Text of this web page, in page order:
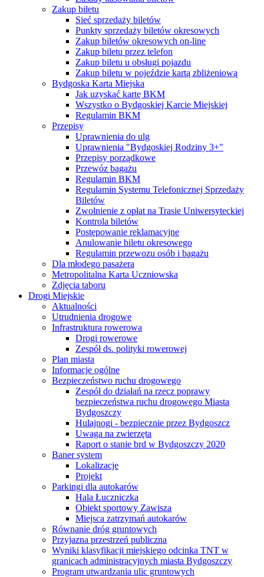
Zakup biletu
Sieć sprzedaży biletów
Punkty sprzedaży biletów okresowych
Zakup biletów okresowych on-line
Zakup biletu przez telefon
Zakup biletu u obsługi pojazdu
Zakup biletu w pojeździe kartą zbliżeniową
Bydgoska Karta Miejska
Jak uzyskać kartę BKM
Wszystko o Bydgoskiej Karcie Miejskiej
Regulamin BKM
Przepisy
Uprawnienia do ulg
Uprawnienia "Bydgoskiej Rodziny 3+"
Przepisy porządkowe
Przewóz bagażu
Regulamin BKM
Regulamin Systemu Telefonicznej Sprzedaży
Biletów
Zwolnienie z opłat na Trasie Uniwersyteckiej
Kontrola biletów
Postępowanie reklamacyjne
Anulowanie biletu okresowego
Regulamin przewozu osób i bagażu
Dla młodego pasażera
Metropolitalna Karta Uczniowska
Zdjęcia taboru
Drogi Miejskie
Aktualności
Utrudnienia drogowe
Infrastruktura rowerowa
Drogi rowerowe
Zespół ds. polityki rowerowej
Plan miasta
Informacje ogólne
Bezpieczeństwo ruchu drogowego
Zespół do działań na rzecz poprawy
bezpieczeństwa ruchu drogowego Miasta
Bydgoszczy
Hulajnogi - bezpiecznie przez Bydgoszcz
Uwaga na zwierzęta
Raport o stanie brd w Bydgoszczy 2020
Baner system
Lokalizacje
Projekt
Parkingi dla autokarów
Hala Łuczniczka
Obiekt sportowy Zawisza
Miejsca zatrzymań autokarów
Równanie dróg gruntowych
Przyjazna przestrzeń publiczna
Wyniki klasyfikacji miejskiego odcinka TNT w
granicach administracyjnych miasta Bydgoszczy
Program utwardzania ulic gruntowych